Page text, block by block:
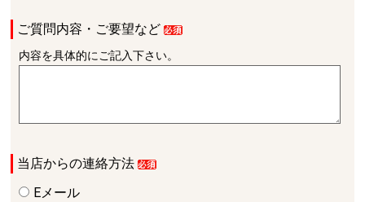
ご質問内容・ご要望など
内容を具体的にご記入下さい。
当店からの連絡方法
Eメール